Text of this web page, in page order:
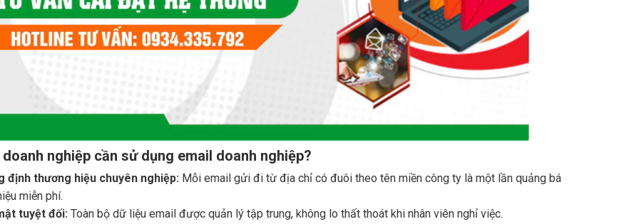
nghiệp cần sử dụng email doanh nghiệp?
định thương hiệu chuyên nghiệp: Mỗi email gửi đi từ địa chỉ có đuôi theo tên miền công ty là một lần quảng bá
miễn phí.
tuyệt đối: Toàn bộ dữ liệu email được quản lý tập trung, không lo thất thoát khi nhân viên nghỉ việc.